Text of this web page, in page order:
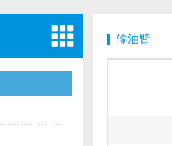
输油臂